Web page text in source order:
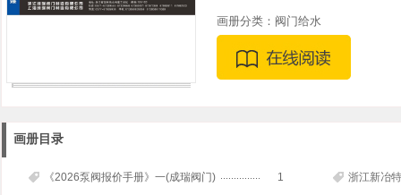
画册分类：阀门给水
画册目录
《2026泵阀报价手册》一(成瑞阀门) 1 浙江新冶